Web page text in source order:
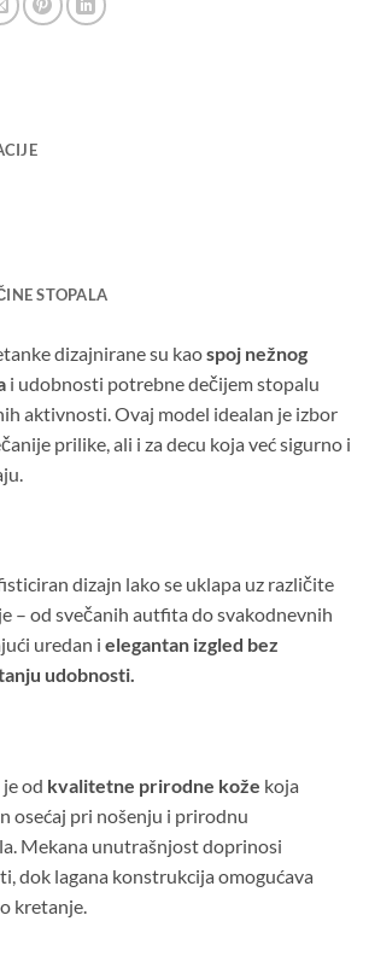
STOPALA
dizajnirane su kaospoj nežnog
i udobnosti potrebne dečijem stopalu
aktivnosti. Ovaj model idealan je izbor
prilike, ali i za decu koja već sigurno i
dizajn lako se uklapa uz različite
– od svečanih autfita do svakodnevnih
uredan i elegantan izgled bez
udobnosti.
od kvalitetne prirodne kože koja
osećaj pri nošenju i prirodnu
Mekana unutrašnjost doprinosi
dok lagana konstrukcija omogućava
kretanje.